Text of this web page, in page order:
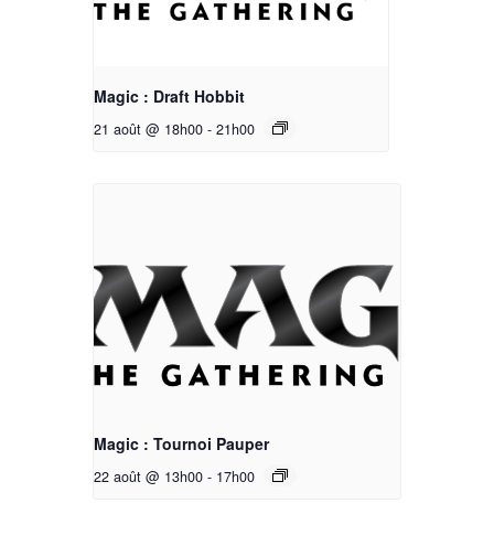
Magic : Draft Hobbit
21 août @ 18h00 - 21h00
Magic : Tournoi Pauper
22 août @ 13h00 - 17h00